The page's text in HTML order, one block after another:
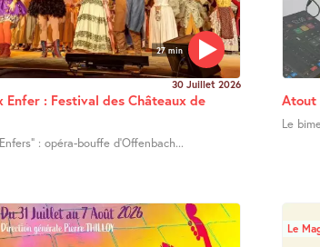
27 min
30 Juillet 2026
Enfer : Festival des Châteaux de
: opéra-bouffe d’Offenbach...
Atout
Le
Le